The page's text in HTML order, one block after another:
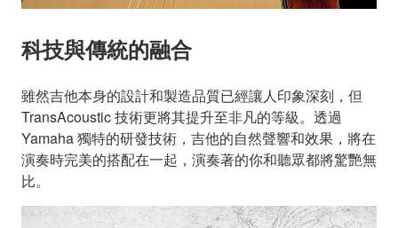
科技與傳統的融合
雖然吉他本身的設計和製造品質已經讓人印象深刻，但
TransAcoustic 技術更將其提升至非凡的等級。透過
Yamaha 獨特的研發技術，吉他的自然聲響和效果，將在
演奏時完美的搭配在一起，演奏著的你和聽眾都將驚艷無
比。